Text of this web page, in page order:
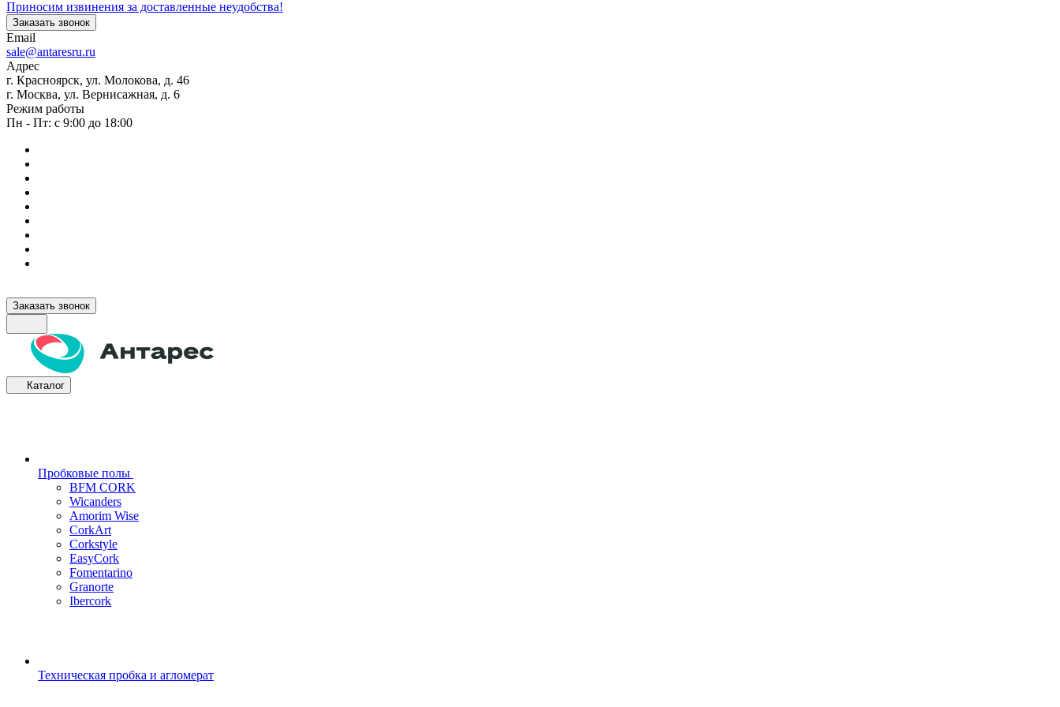
Приносим извинения за доставленные неудобства!
Заказать звонок
Email
sale@antaresru.ru
Адрес
г. Красноярск, ул. Молокова, д. 46
г. Москва, ул. Вернисажная, д. 6
Режим работы
Пн - Пт: с 9:00 до 18:00
Заказать звонок
Каталог
Пробковые полы
BFM CORK
Wicanders
Amorim Wise
CorkArt
Corkstyle
EasyCork
Fomentarino
Granorte
Ibercork
Техническая пробка и агломерат